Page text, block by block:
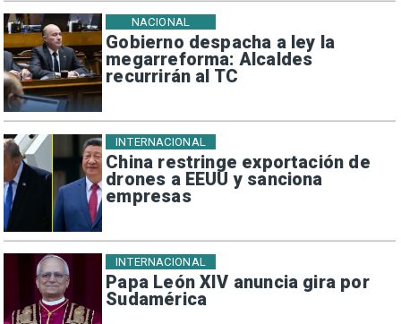
Gobierno despacha a ley la
megarreforma: Alcaldes
recurrirán al TC
NACIONAL
China restringe exportación de
drones a EEUU y sanciona
empresas
INTERNACIONAL
Papa León XIV anuncia gira por
Sudamérica
INTERNACIONAL